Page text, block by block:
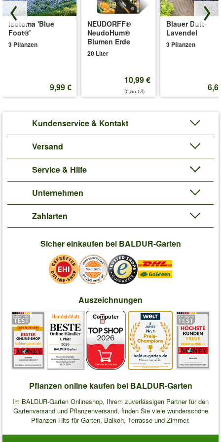
Art.-Nr.:7002610
Liefergröße:9x9 cm-Topf
'Phlox-Mix 'Flowers of the Sea''
Pflege-Tipps
Isotoma 'Blue
Foot®'
3 Pflanzen
9,99 €
NEUDORFF®
NeudoHum®
Blumen Erde
20 Liter
10,99 €
(0,55 €/l)
Blauer Duft-
Lavendel
3 Pflanzen
Kundenservice & Kontakt
Versand
Service & Hilfe
Unternehmen
Zahlarten
Sicher einkaufen bei BALDUR-Garten
Auszeichnungen
Pflanzen online kaufen bei BALDUR-Garten
Im BALDUR-Garten Onlineshop, Ihrem zuverlässigen Partner für den
Gartenversand und Pflanzenversand, finden Sie viele wunderschöne
Pflanzen-Hits für Garten, Balkon, Terrasse und Zimmer.